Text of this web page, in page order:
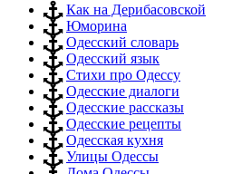
Как на Дерибасовской
Юморина
Одесский словарь
Одесский язык
Стихи про Одессу
Одесские диалоги
Одесские рассказы
Одесские рецепты
Одесская кухня
Улицы Одессы